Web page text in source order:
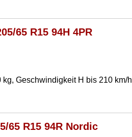
65 R15 94H 4PR
kg, Geschwindigkeit H bis 210 km/h
65 R15 94R Nordic